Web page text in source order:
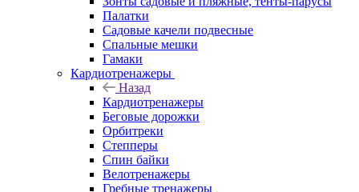
Палатки
Садовые качели подвесные
Спальные мешки
Гамаки
Кардиотренажеры
Назад
Кардиотренажеры
Беговые дорожки
Орбитреки
Степперы
Спин байки
Велотренажеры
Гребные тренажеры